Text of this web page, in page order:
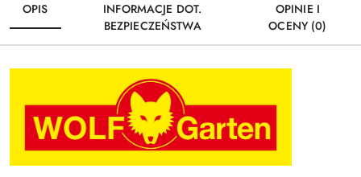
OPIS
INFORMACJE DOT.
BEZPIECZEŃSTWA
OPINIE I
OCENY (0)